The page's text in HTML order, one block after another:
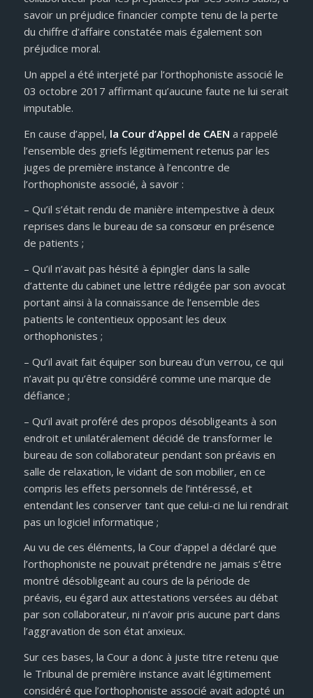
savoir un préjudice financier compte tenu de la perte
du chiffre d’affaire constatée mais également son
préjudice moral.
Un appel a été interjeté par l’orthophoniste associé le
03 octobre 2017 affirmant qu’aucune faute ne lui serait
imputable.
En cause d’appel, la Cour d’Appel de CAEN a rappelé
l’ensemble des griefs légitimement retenus par les
juges de première instance à l’encontre de
l’orthophoniste associé, à savoir :
– Qu’il s’était rendu de manière intempestive à deux
reprises dans le bureau de sa consœur en présence
de patients ;
– Qu’il n’avait pas hésité à épingler dans la salle
d’attente du cabinet une lettre rédigée par son avocat
portant ainsi à la connaissance de l’ensemble des
patients le contentieux opposant les deux
orthophonistes ;
– Qu’il avait fait équiper son bureau d’un verrou, ce qui
n’avait pu qu’être considéré comme une marque de
défiance ;
– Qu’il avait proféré des propos désobligeants à son
endroit et unilatéralement décidé de transformer le
bureau de son collaborateur pendant son préavis en
salle de relaxation, le vidant de son mobilier, en ce
compris les effets personnels de l’intéressé, et
entendant les conserver tant que celui-ci ne lui rendrait
pas un logiciel informatique ;
Au vu de ces éléments, la Cour d’appel a déclaré que
l’orthophoniste ne pouvait prétendre ne jamais s’être
montré désobligeant au cours de la période de
préavis, eu égard aux attestations versées au débat
par son collaborateur, ni n’avoir pris aucune part dans
l’aggravation de son état anxieux.
Sur ces bases, la Cour a donc à juste titre retenu que
le Tribunal de première instance avait légitimement
considéré que l’orthophoniste associé avait adopté un